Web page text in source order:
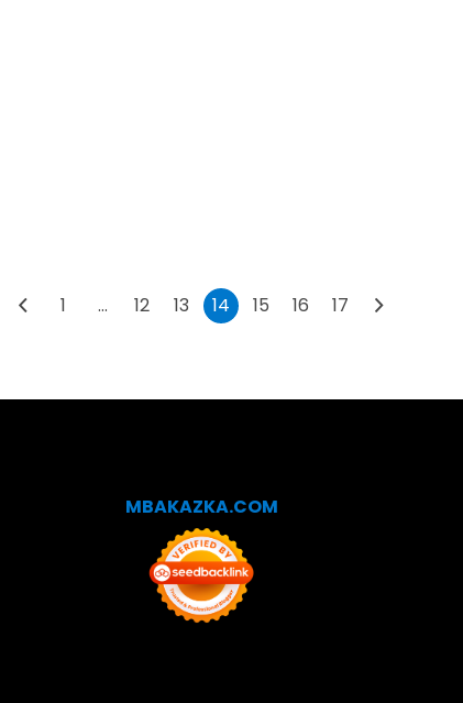
1 … 12 13 14 15 16 17
MBAKAZKA.COM